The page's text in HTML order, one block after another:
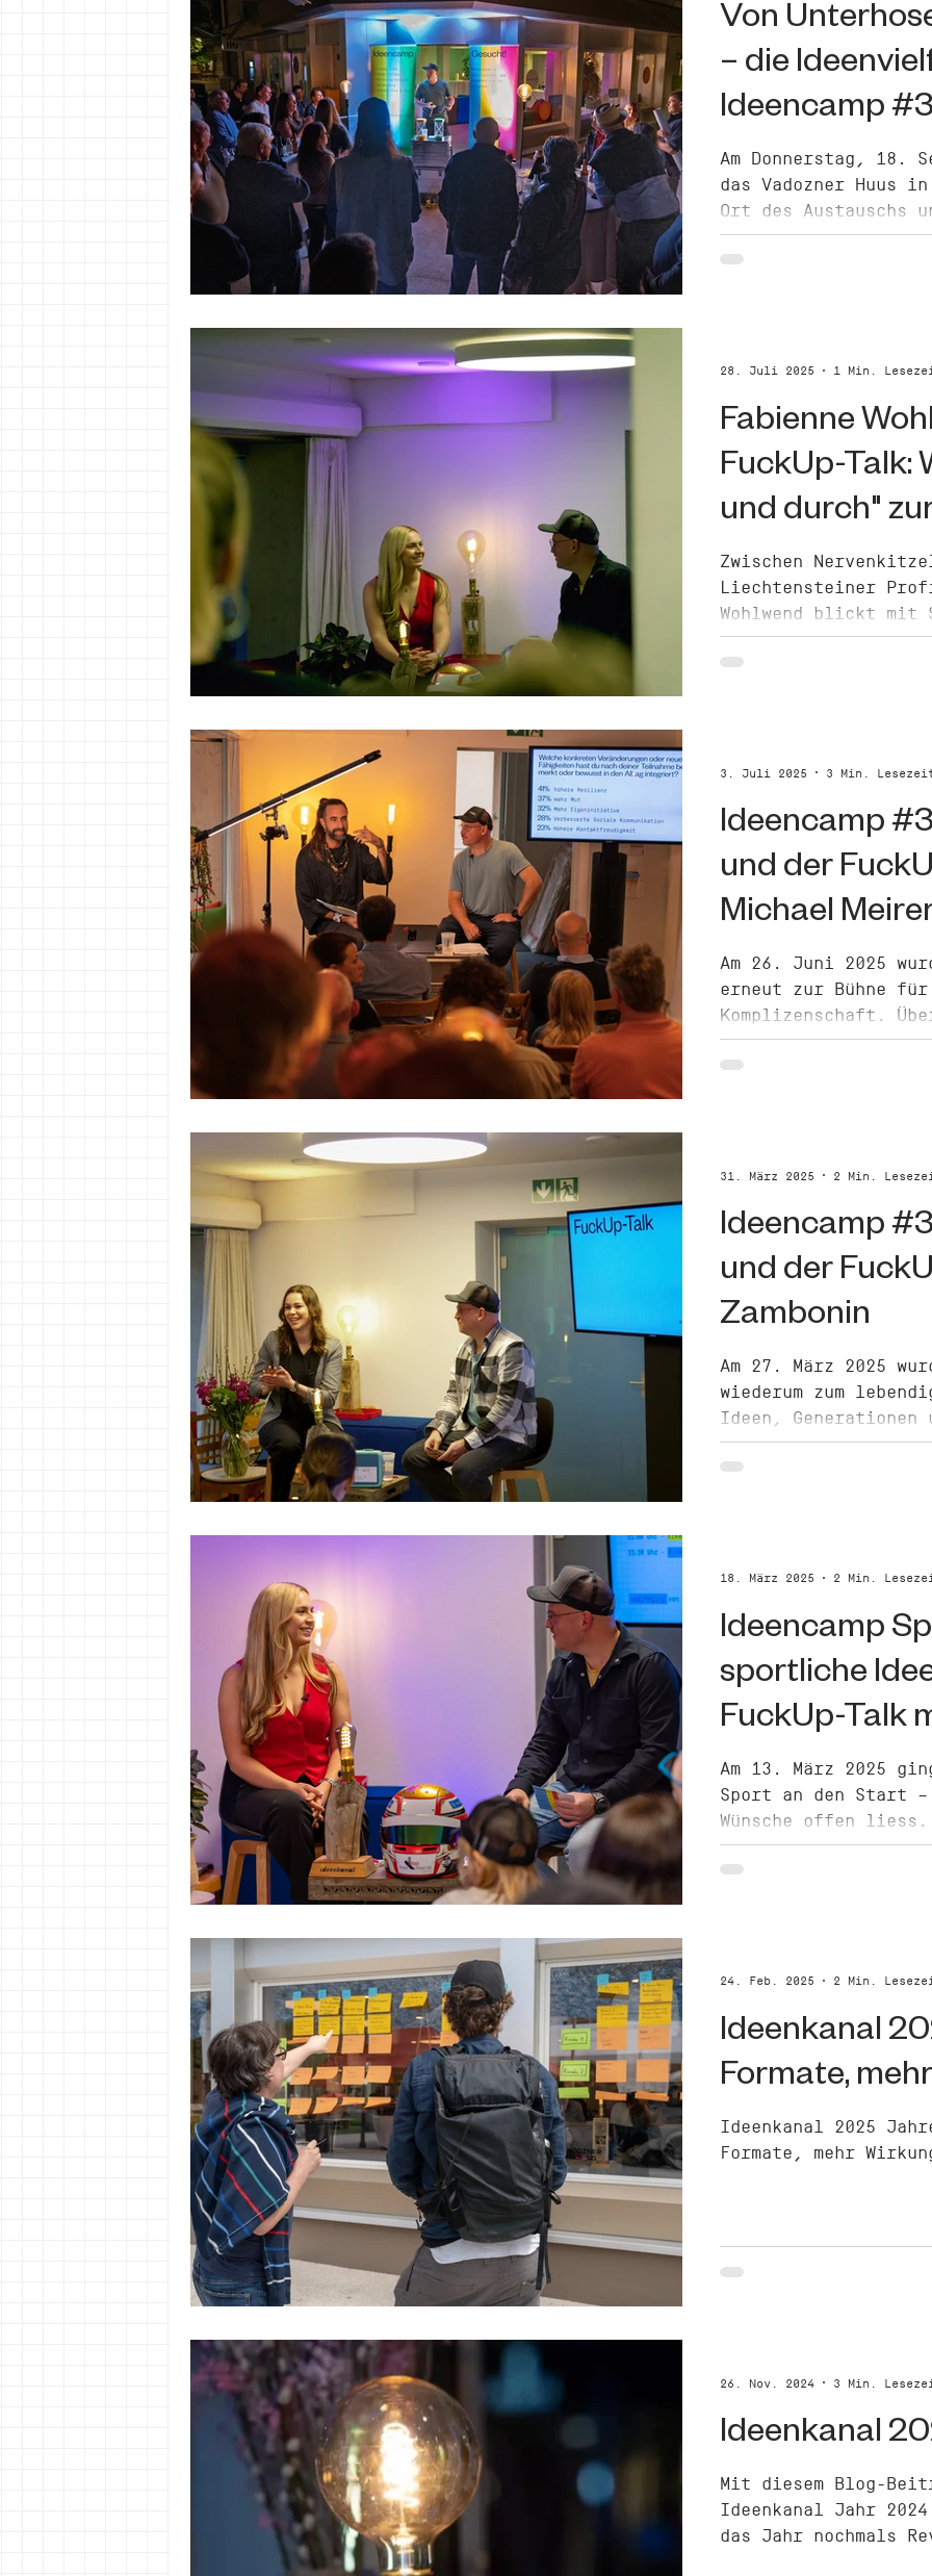
Weishaupt.
Von
– die
Ideencamp
Am Donnerstag, 18.
das Vadozner Huus
Ort des Austauschs
verwandelt. Beim
neue Ideen, die
Fabienne
FuckUp-Talk:
und durch"
Zwischen
Liechtensteiner
Wohlwend blickt mit
Ideencamp Sport #2
Karriere zurück.
28. Juli 2025 1 Min.
Ideencamp
und der
Michael
Am 26. Juni 2025
erneut zur Bühne für
Komplizenschaft.
viele bekannte
Interessierte,
Wirkungsbericht
stand – all das
3. Juli 2025 3 Min.
Ideencamp
und der
Zambonin
Am 27. März 2025
wiederum zum
Ideen, Generationen
31. März 2025 2 Min.
Ideencamp
sportliche
FuckUp-Talk
Wohlwend
Am 13. März 2025
Sport an den Start
Wünsche offen liess.
18. März 2025 2 Min.
Ideenkanal
Formate,
Ideenkanal 2025
Formate, mehr
24. Feb. 2025 2 Min.
Ideenkanal
Mit diesem Blog-
Ideenkanal Jahr
das Jahr nochmals
26. Nov. 2024 3 Min.